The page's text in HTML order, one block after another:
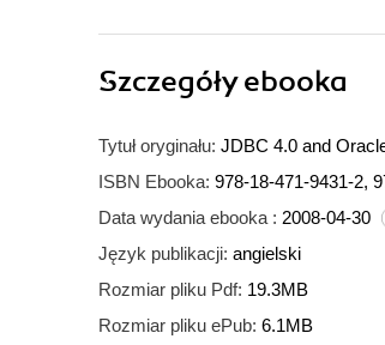
Szczegółyebooka
Tytuł oryginału: JDBC 4.0 and
ISBN Ebooka: 978-18-471-9431-2,
Data wydania ebooka : 2008-04-30
Język publikacji: angielski
Rozmiar pliku Pdf: 19.3MB
Rozmiar pliku ePub: 6.1MB